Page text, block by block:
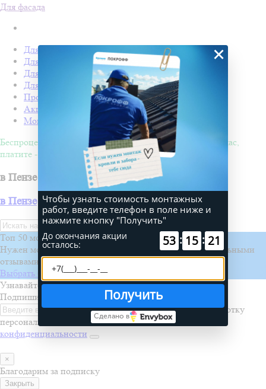
Для фасада
Для кровли
Для забора
Для фасада
Для дачи
Производство Покрофф
Акции
Монтаж
Беспроцентная рассрочка на 4 месяца. Покупайте - сейчас,
платите - потом!
в Пензе
в Пензе
Искать
Топ 50 монтажных бригад
Нужен монтаж? Выберите проверенную бригаду с реальными
отзывами и проектами
Выбрать бригаду
Узнавайте первыми о новинках, акциях и распродажах
Подпишитесь на рассылку
Я даю согласие на обработку
персональных данных и соглашаюсь сполитикой
конфиденциальности
×
Благодарим за подписку
Закрыть
×
Чтобы узнать стоимость монтажных
работ, введите телефон в поле ниже и
нажмите кнопку "Получить"
До окончания акции
осталось: 53 : 15 : 21
Получить
Сделано в